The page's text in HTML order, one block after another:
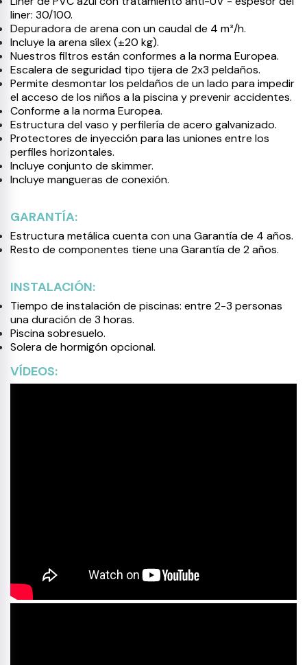
liner: 30/100.
Depuradora de arena con un caudal de 4 m³/h.
Incluye la arena sílex (±20 kg).
Nuestros filtros están conformes a la norma Europea.
Escalera de seguridad tipo tijera de 2x3 peldaños.
Permite desmontar los peldaños de un lado para impedir
el acceso de los niños a la piscina y prevenir accidentes.
Conforme a la norma Europea.
Estructura del vaso y perfilería de acero galvanizado.
Protectores de inyección para las uniones entre los
perfiles horizontales.
Incluye conjunto de skimmer.
Incluye mangueras de conexión.
GARANTÍA:
Estructura metálica cuenta con una Garantía de 4 años.
Resto de componentes tiene una Garantía de 2 años.
INSTALACIÓN:
Tiempo de instalación de piscinas: entre 2-3 personas
una duración de 3 horas.
Piscina sobresuelo.
Solera de hormigón opcional.
VÍDEOS: